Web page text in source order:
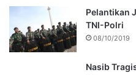
Pelantikan
TNI-Polri
08/10/2019
Nasib